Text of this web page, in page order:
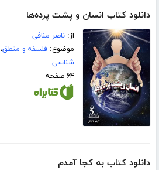
دانلود کتاب انسان و پشت پرده‌ها
از:ناصر منافی
موضوع:فلسفه و منطق،
شناسی
۶۴ صفحه
دانلود کتاب به کجا آمدم